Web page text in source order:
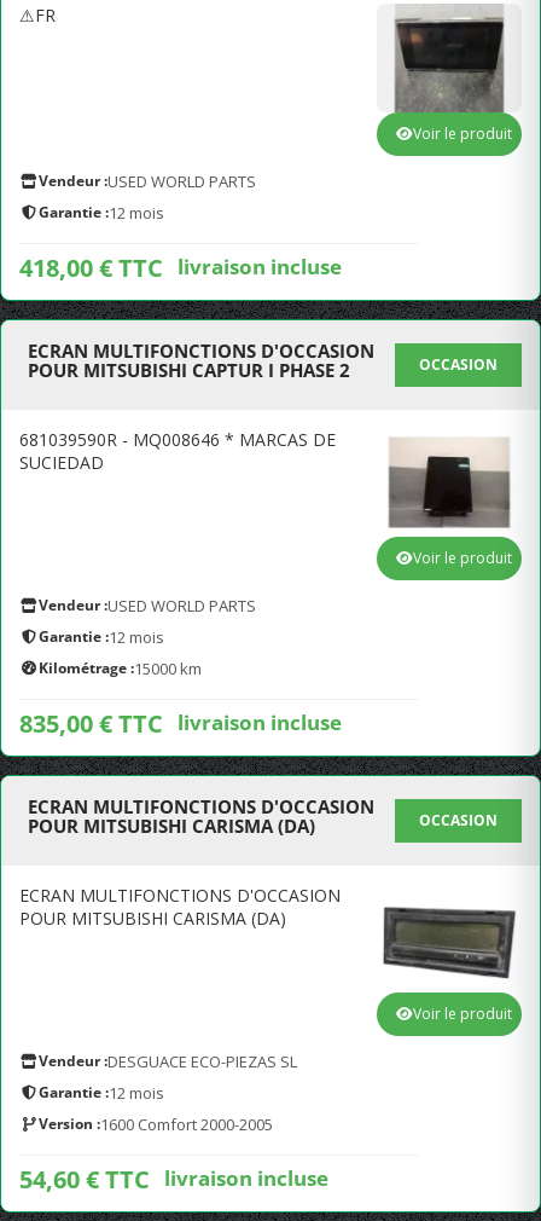
⚠FR
Vendeur :USED WORLD PARTS
Garantie :12 mois
418,00 € TTC livraison incluse
Voir le produit
ECRAN MULTIFONCTIONS D'OCCASION
POUR MITSUBISHI CAPTUR I PHASE 2
OCCASION
681039590R - MQ008646 * MARCAS DE
SUCIEDAD
Vendeur :USED WORLD PARTS
Garantie :12 mois
Kilométrage :15000 km
835,00 € TTC livraison incluse
Voir le produit
ECRAN MULTIFONCTIONS D'OCCASION
POUR MITSUBISHI CARISMA (DA)
OCCASION
ECRAN MULTIFONCTIONS D'OCCASION
POUR MITSUBISHI CARISMA (DA)
Vendeur :DESGUACE ECO-PIEZAS SL
Garantie :12 mois
Version :1600 Comfort 2000-2005
54,60 € TTC livraison incluse
Voir le produit